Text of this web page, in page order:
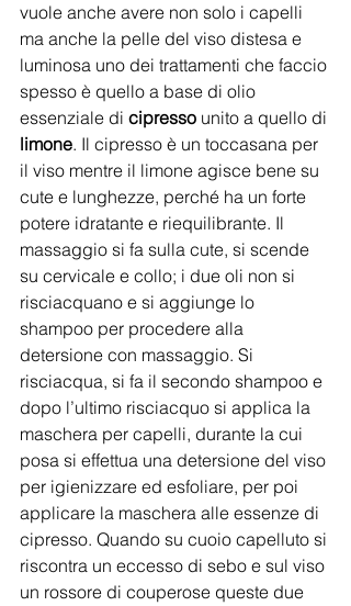
vuole anche avere non solo i capelli
ma anche la pelle del viso distesa e
luminosa uno dei trattamenti che faccio
spesso è quello a base di olio
essenziale di cipresso unito a quello di
limone. Il cipresso è un toccasana per
il viso mentre il limone agisce bene su
cute e lunghezze, perché ha un forte
potere idratante e riequilibrante. Il
massaggio si fa sulla cute, si scende
su cervicale e collo; i due oli non si
risciacquano e si aggiunge lo
shampoo per procedere alla
detersione con massaggio. Si
risciacqua, si fa il secondo shampoo e
dopo l’ultimo risciacquo si applica la
maschera per capelli, durante la cui
posa si effettua una detersione del viso
per igienizzare ed esfoliare, per poi
applicare la maschera alle essenze di
cipresso. Quando su cuoio capelluto si
riscontra un eccesso di sebo e sul viso
un rossore di couperose queste due